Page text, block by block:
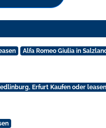
Alfa Romeo Giulia in
Erfurt Kaufen oder leasen